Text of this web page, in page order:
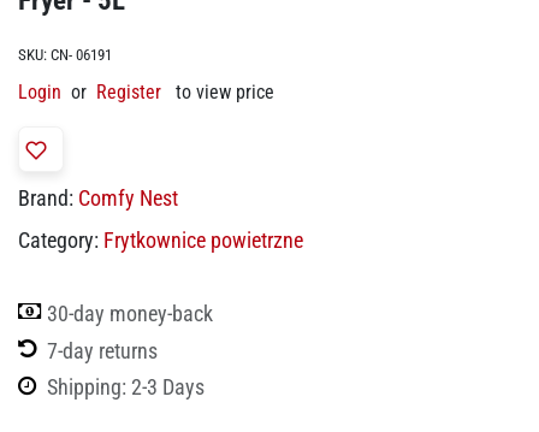
SKU: CN- 06191
Login or Register to view price
Brand: Comfy Nest
Category: Frytkownice powietrzne
30-day money-back
7-day returns
Shipping: 2-3 Days